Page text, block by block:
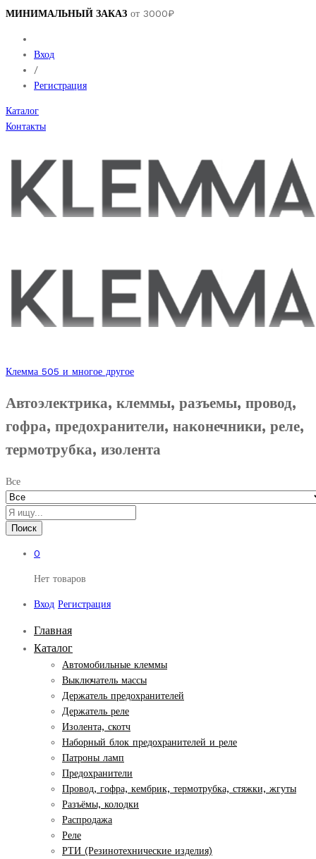
МИНИМАЛЬНЫЙ ЗАКАЗ от 3000₽
Вход
/
Регистрация
Каталог
Контакты
Клемма 505 и многое другое
Автоэлектрика, клеммы, разъемы, провод,
гофра, предохранители, наконечники, реле,
термотрубка, изолента
Все
Поиск
0
Нет товаров
Вход Регистрация
Главная
Каталог
Автомобильные клеммы
Выключатель массы
Держатель предохранителей
Держатель реле
Изолента, скотч
Наборный блок предохранителей и реле
Патроны ламп
Предохранители
Провод, гофра, кембрик, термотрубка, стяжки, жгуты
Разъёмы, колодки
Распродажа
Реле
РТИ (Резинотехнические изделия)